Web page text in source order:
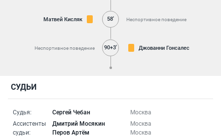
Матвей Кисляк 58' Неспортивное поведение
Неспортивное поведение 90+3' Джованни Гонсалес
СУДЬИ
Судья: Сергей Чебан
Москва
Ассистенты
судьи:
Дмитрий Мосякин
Москва
Перов Артём
Москва